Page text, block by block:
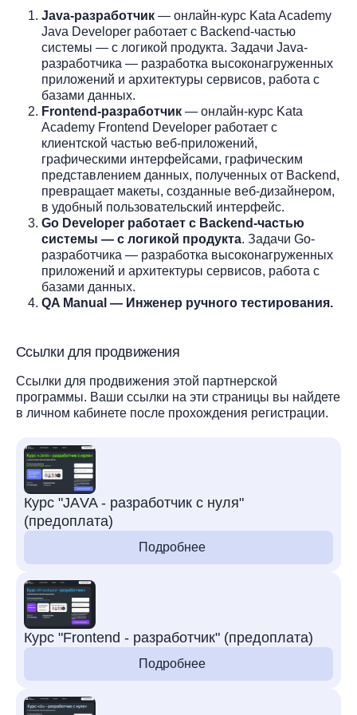
Java-разработчик — онлайн-курс Kata Academy
Java Developer работает с Backend-частью
системы — с логикой продукта. Задачи Java-
разработчика — разработка высоконагруженных
приложений и архитектуры сервисов, работа с
базами данных.
Frontend-разработчик — онлайн-курс Kata
Academy Frontend Developer работает с
клиентской частью веб-приложений,
графическими интерфейсами, графическим
представлением данных, полученных от Backend,
превращает макеты, созданные веб-дизайнером,
в удобный пользовательский интерфейс.
Go Developer работает с Backend-частью
системы — с логикой продукта. Задачи Go-
разработчика — разработка высоконагруженных
приложений и архитектуры сервисов, работа с
базами данных.
QA Manual — Инженер ручного тестирования.
Ссылки для продвижения
Ссылки для продвижения этой партнерской
программы. Ваши ссылки на эти страницы вы найдете
в личном кабинете после прохождения регистрации.
Курс "JАVA - разработчик с нуля"
(предоплата)
Подробнее
Курс "Frontend - разработчик" (предоплата)
Подробнее